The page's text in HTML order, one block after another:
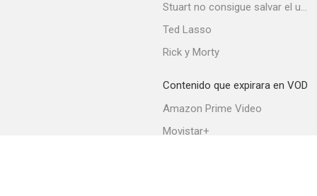
Stuart no consigue salvar el universo
Ted Lasso
Rick y Morty
Contenido que expirara en VOD
Amazon Prime Video
Movistar+